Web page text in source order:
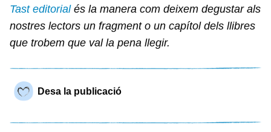
Tast editorialés la manera com deixem degustar als
nostres lectors un fragment o un capítol dels llibres
que trobem que val la pena llegir.
Desa la publicació